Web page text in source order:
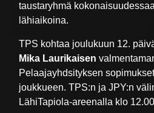
taustaryhmä
lähiaikoina.
TPS kohtaa joulukuun 12.
Mika Laurikaisen
Pelaajayhdsityksen
joukkueen. TPS:n ja JPY:n
LähiTapiola-areenalla klo